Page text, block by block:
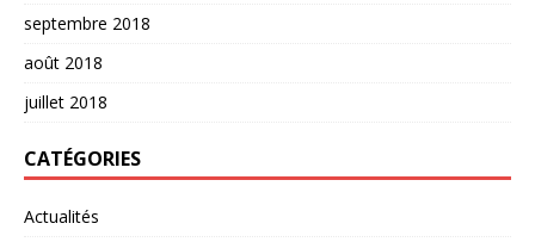
septembre 2018
août 2018
juillet 2018
CATÉGORIES
Actualités